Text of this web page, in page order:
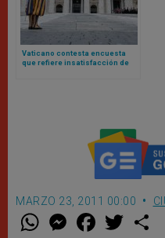
Vaticano contesta encuesta
que refiere insatisfacción de
MARZO 23, 2011 00:00
W M
e
F
a w